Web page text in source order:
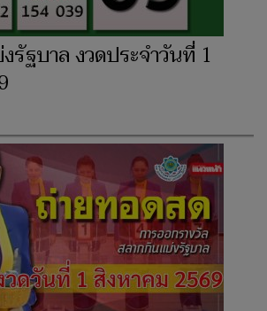
รัฐบาล งวดประจำวันที่ 1